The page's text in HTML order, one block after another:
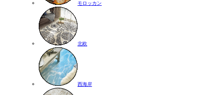
モロッカン
北欧
西海岸